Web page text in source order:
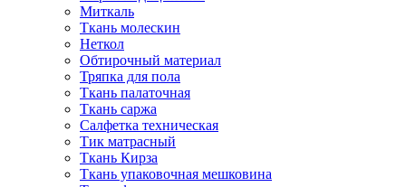
Миткаль
Ткань молескин
Неткол
Обтирочный материал
Тряпка для пола
Ткань палаточная
Ткань саржа
Салфетка техническая
Тик матрасный
Ткань Кирза
Ткань упаковочная мешковина